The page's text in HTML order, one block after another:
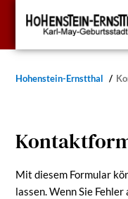
Hohenstein-Ernstthal
Mit diesem Formular
lassen. Wenn Sie